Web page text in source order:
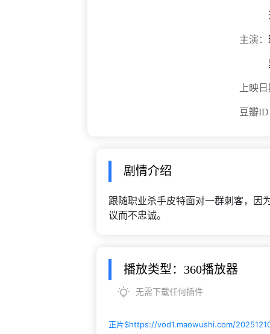
主演：
上映
豆瓣
剧情介绍
跟随职业杀手皮特面对一群刺客，因
议而不忠诚。
播放类型：360播放器
无需下载任何插件
正片$https://vod1.maowushi.com/